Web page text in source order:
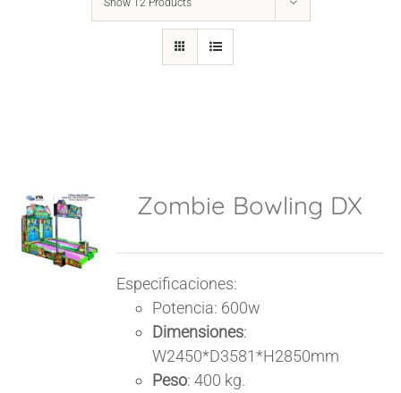
Zombie Bowling DX
Especificaciones:
Potencia: 600w
Dimensiones:
W2450*D3581*H2850mm
Peso: 400 kg.